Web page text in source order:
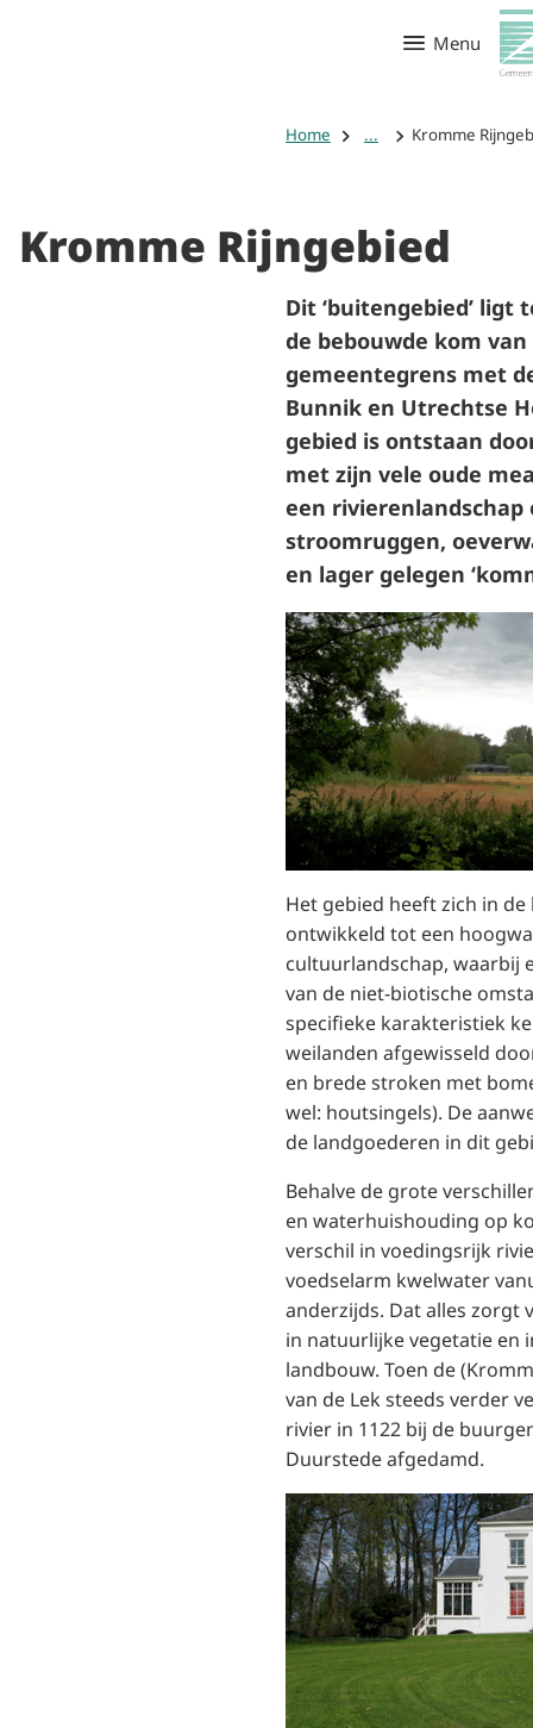
Menu
Home ... Kromme
Kromme Rijngebied
Dit ‘buitengebied’ ligt
de bebouwde kom
gemeentegrens met
Bunnik en Utrechtse
gebied is ontstaan
met zijn vele oude
een
stroomruggen,
en lager gelegen
Het gebied heeft zich in
ontwikkeld tot een
cultuurlandschap, waarbij
van de niet-biotische
specifieke karakteristiek
weilanden afgewisseld
en brede stroken met
wel: houtsingels). De
de landgoederen in dit
Behalve de grote
en waterhuishouding op
verschil in voedingsrijk
voedselarm kwelwater
anderzijds. Dat alles zorgt
in natuurlijke vegetatie en
landbouw. Toen de
van de Lek steeds verder
rivier in 1122 bij de
Duurstede afgedamd.